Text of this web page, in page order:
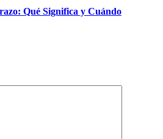
Qué Significa y Cuándo